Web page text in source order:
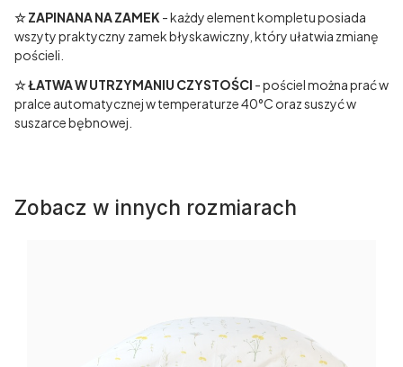
☆ ZAPINANA NA ZAMEK - każdy element kompletu posiada
wszyty praktyczny zamek błyskawiczny, który ułatwia zmianę
pościeli.
☆ ŁATWA W UTRZYMANIU CZYSTOŚCI - pościel można prać w
pralce automatycznej w temperaturze 40°C oraz suszyć w
suszarce bębnowej.
Zobacz w innych rozmiarach